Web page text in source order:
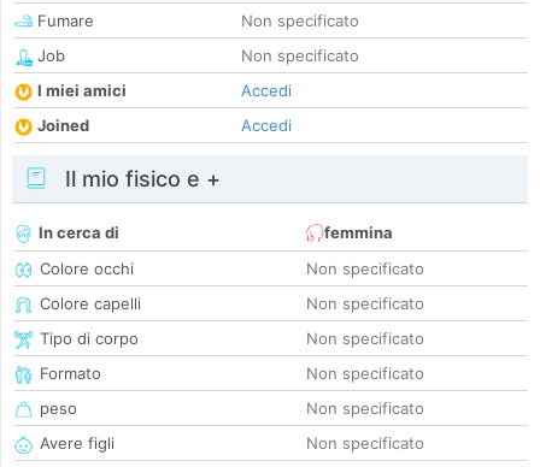
Fumare
Non specificato
Job
Non specificato
I miei amici
Accedi
Joined
Accedi
Il mio fisico e +
In cerca di
femmina
Colore occhi
Non specificato
Colore capelli
Non specificato
Tipo di corpo
Non specificato
Formato
Non specificato
peso
Non specificato
Avere figli
Non specificato